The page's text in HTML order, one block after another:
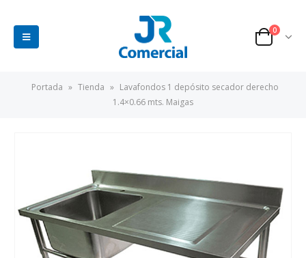
0
Portada » Tienda » Lavafondos 1 depósito secador derecho
1.4×0.66 mts. Maigas